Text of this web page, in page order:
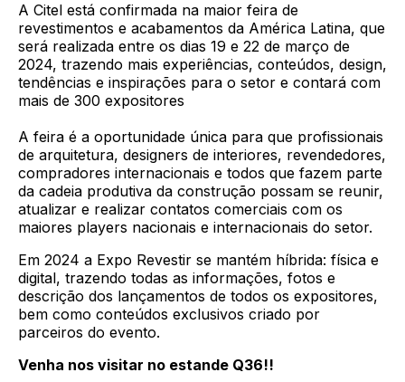
A Citel está confirmada na maior feira de
revestimentos e acabamentos da América Latina, que
será realizada entre os dias 19 e 22 de março de
2024, trazendo mais experiências, conteúdos, design,
tendências e inspirações para o setor e contará com
mais de 300 expositores
A feira é a oportunidade única para que profissionais
de arquitetura, designers de interiores, revendedores,
compradores internacionais e todos que fazem parte
da cadeia produtiva da construção possam se reunir,
atualizar e realizar contatos comerciais com os
maiores players nacionais e internacionais do setor.
Em 2024 a Expo Revestir se mantém híbrida: física e
digital, trazendo todas as informações, fotos e
descrição dos lançamentos de todos os expositores,
bem como conteúdos exclusivos criado por
parceiros do evento.
Venha nos visitar no estande Q36!!